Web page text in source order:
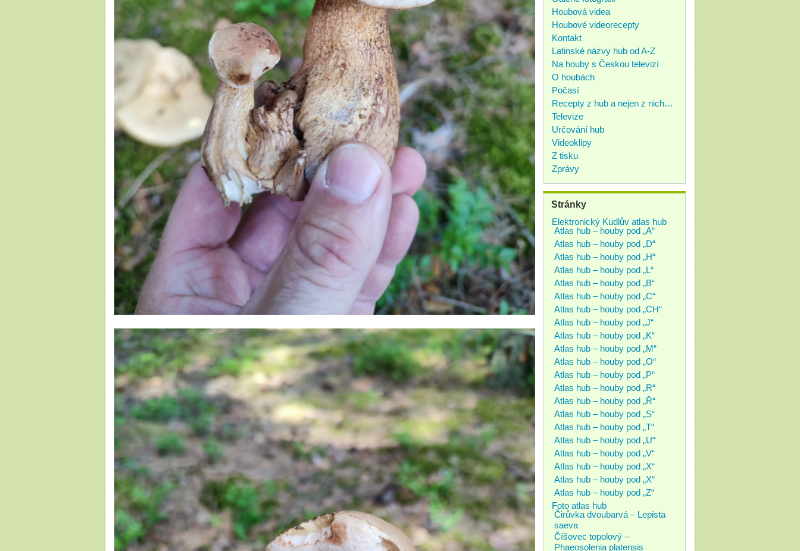
Houbová videa
Houbové videorecepty
Kontakt
Latinské názvy hub od A-Z
Na houby s Českou televizí
O houbách
Počasí
Recepty z hub a nejen z nich…
Televize
Určování hub
Videoklipy
Z tisku
Zprávy
Stránky
Elektronický Kudlův atlas hub
Atlas hub – houby pod „A“
Atlas hub – houby pod „D“
Atlas hub – houby pod „H“
Atlas hub – houby pod „L“
Atlas hub – houby pod „B“
Atlas hub – houby pod „C“
Atlas hub – houby pod „CH“
Atlas hub – houby pod „J“
Atlas hub – houby pod „K“
Atlas hub – houby pod „M“
Atlas hub – houby pod „O“
Atlas hub – houby pod „P“
Atlas hub – houby pod „R“
Atlas hub – houby pod „Ř“
Atlas hub – houby pod „S“
Atlas hub – houby pod „T“
Atlas hub – houby pod „U“
Atlas hub – houby pod „V“
Atlas hub – houby pod „X“
Atlas hub – houby pod „X“
Atlas hub – houby pod „Z“
Foto atlas hub
Čirůvka dvoubarvá – Lepista
saeva
Číšovec topolový –
Phaeosolenia platensis